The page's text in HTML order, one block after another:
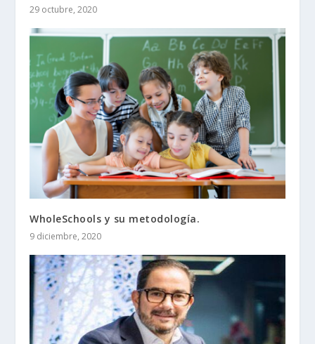
29 octubre, 2020
WholeSchools y su metodología.
9 diciembre, 2020